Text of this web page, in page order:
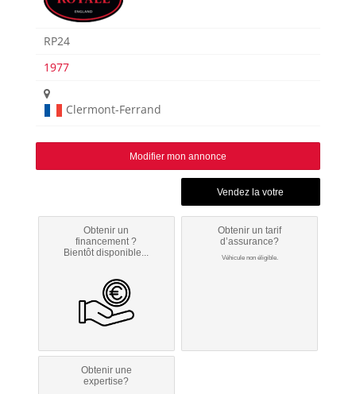
RP24
1977
Clermont-Ferrand
Modifier mon annonce
Obtenir un
financement ?
Bientôt disponible...
Obtenir un tarif
d’assurance?
Véhicule non éligible.
Obtenir une
expertise?